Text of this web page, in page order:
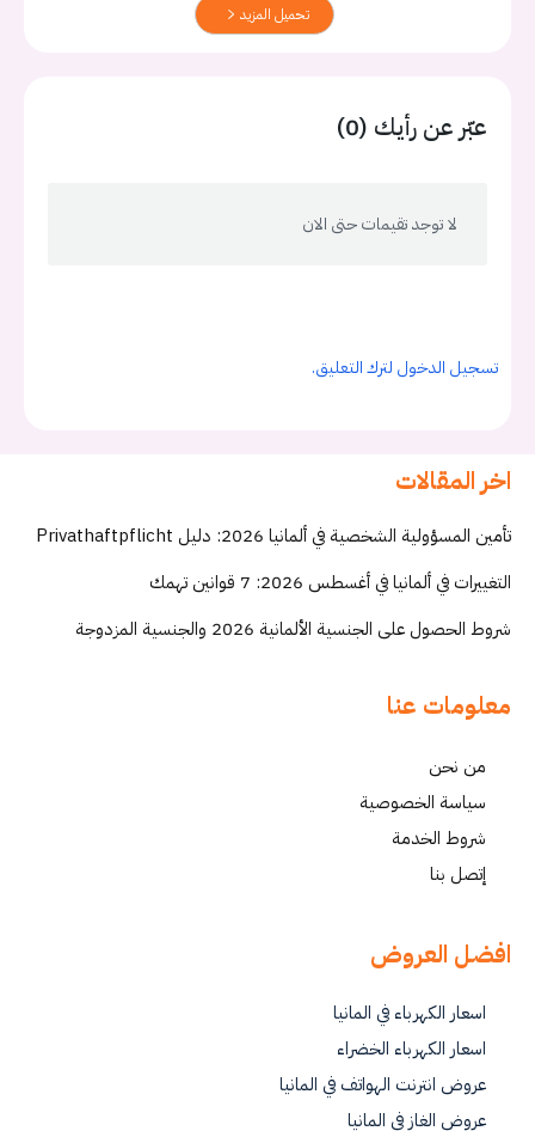
تحميل المزيد
عبّر عن رأيك (0)
لا توجد تقيمات حتى الان
تسجيل الدخول لترك التعليق.
اخر المقالات
تأمين المسؤولية الشخصية في ألمانيا 2026: دليل Privathaftpflicht
التغييرات في ألمانيا في أغسطس 2026: 7 قوانين تهمك
شروط الحصول على الجنسية الألمانية 2026 والجنسية المزدوجة
معلومات عنا
من نحن
سياسة الخصوصية
شروط الخدمة
إتصل بنا
افضل العروض
اسعار الكهرباء في المانيا
اسعار الكهرباء الخضراء
عروض انترنت الهواتف في المانيا
عروض الغاز في المانيا